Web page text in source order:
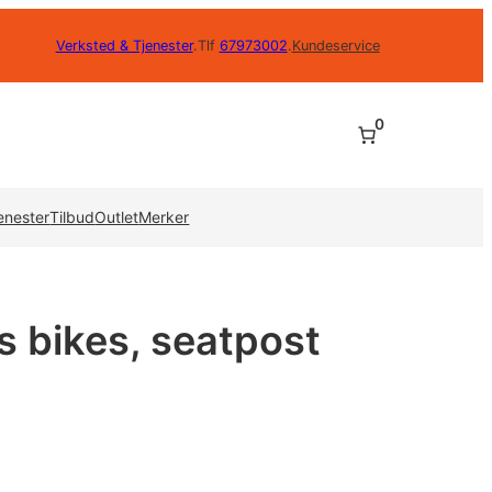
Verksted & Tjenester.Tlf 67973002.Kundeservice
0
TilbudOutletMerker
bikes, seatpost